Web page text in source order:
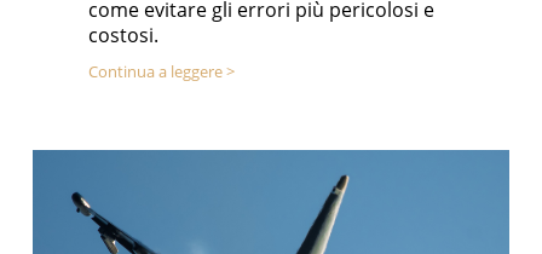
come evitare gli errori più pericolosi e
costosi.
Continua a leggere >